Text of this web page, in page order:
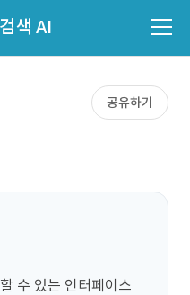
색 AI
공유하기
수 있는 인터페이스